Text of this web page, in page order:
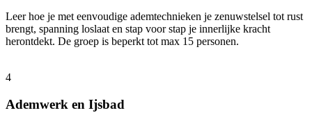
Leer hoe je met eenvoudige ademtechnieken je zenuwstelsel tot rust
brengt, spanning loslaat en stap voor stap je innerlijke kracht
herontdekt. De groep is beperkt tot max 15 personen.
4
Ademwerk en Ijsbad